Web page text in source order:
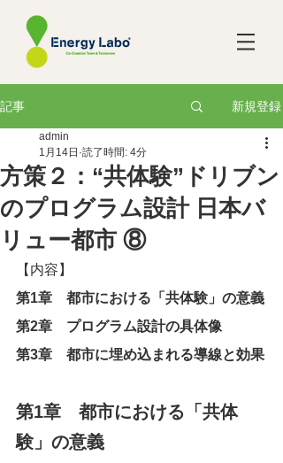
記事 新規登録
方策２：“共体験”ドリブン
のプログラム設計 日本バ
リュー都市 ⑧
admin
1月14日 読了時間: 4分
【内容】
第1章　都市における「共体験」の意義
第2章　プログラム設計の具体像
第3章　都市に埋め込まれる導線と効果
第1章　都市における「共体
験」の意義